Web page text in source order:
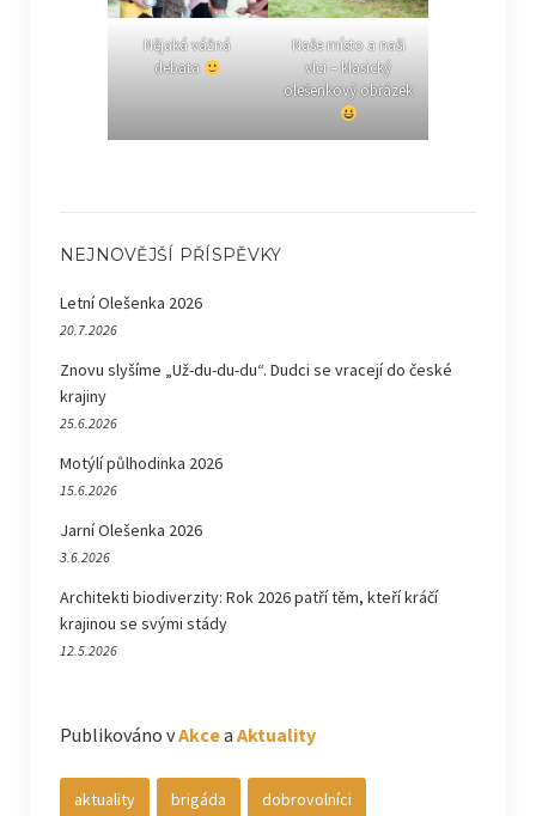
Nějaká vážná
debata
Naše místo a naši
vlci – klasický
olešenkový obrázek
NEJNOVĚJŠÍ PŘÍSPĚVKY
Letní Olešenka 2026
20.7.2026
Znovu slyšíme „Už-du-du-du“. Dudci se vracejí do české
krajiny
25.6.2026
Motýlí půlhodinka 2026
15.6.2026
Jarní Olešenka 2026
3.6.2026
Architekti biodiverzity: Rok 2026 patří těm, kteří kráčí
krajinou se svými stády
12.5.2026
Publikováno vAkcea Aktuality
aktuality brigáda dobrovolníci